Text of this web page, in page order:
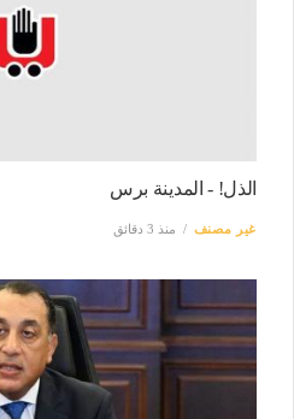
الذل! - المدينة برس
غير مصنف منذ 3 دقائق